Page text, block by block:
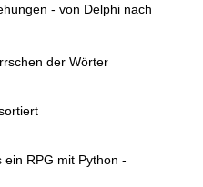
- von Delphi nach
der Wörter
ein RPG mit Python -